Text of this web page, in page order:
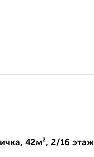
42м², 2/16 этаж